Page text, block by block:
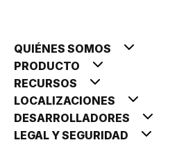
QUIÉNES SOMOS
PRODUCTO
RECURSOS
LOCALIZACIONES
DESARROLLADORES
LEGAL Y SEGURIDAD